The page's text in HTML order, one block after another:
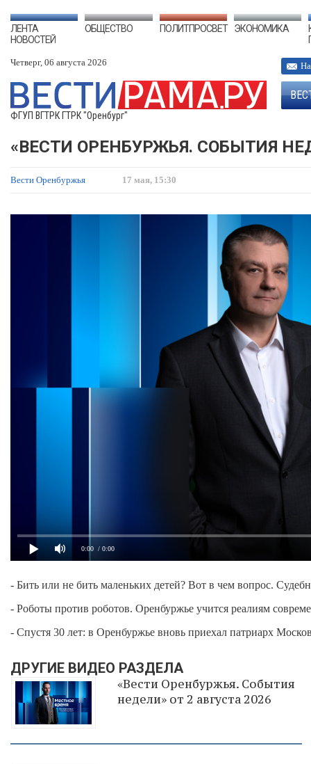
ЛЕНТА
НОВОСТЕЙ
ОБЩЕСТВО ПОЛИТПРОСВЕТ ЭКОНОМИКА
Четверг, 06 августа 2026
ФГУП ВГТРК ГТРК "Оренбург"
«ВЕСТИ ОРЕНБУРЖЬЯ. СОБЫТИЯ
Вести Оренбуржья 17 мая, 15:30
0:00 / 0:00
- Бить или не бить маленьких детей? Вот в чем вопрос.
- Роботы против роботов. Оренбуржье учится реалиям
- Спустя 30 лет: в Оренбуржье вновь приехал патриарх
ДРУГИЕ ВИДЕО РАЗДЕЛА
«Вести Оренбуржья. События
недели» от 2 августа 2026